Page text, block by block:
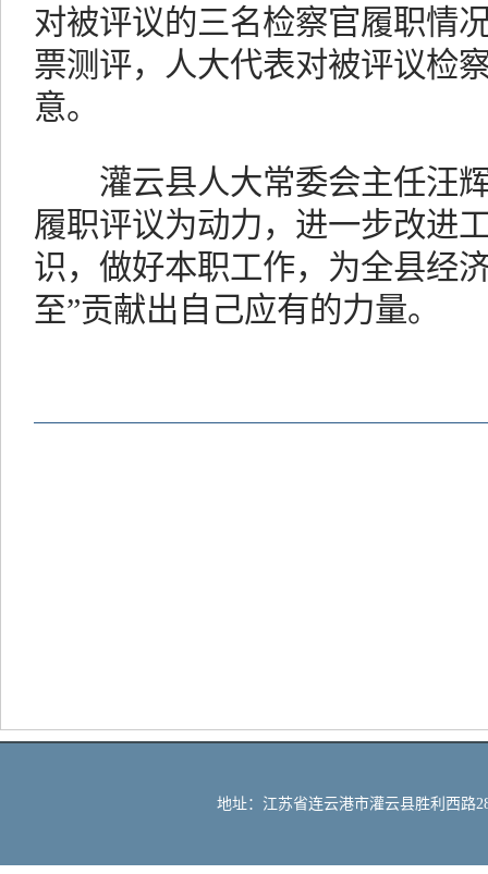
对被评议的三名检察官履职情
票测评，人大代表对被评议检
意。
灌云县人大常委会主任汪辉
履职评议为动力，进一步改进
识，做好本职工作，为全县经
至”贡献出自己应有的力量。
地址：江苏省连云港市灌云县胜利西